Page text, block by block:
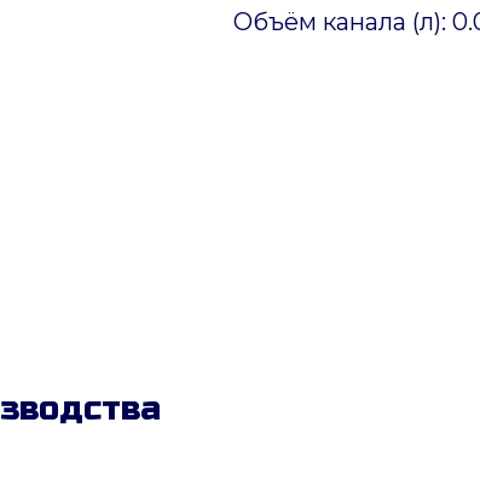
Объём канала (л):